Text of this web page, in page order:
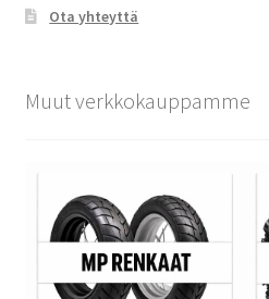
Ota yhteyttä
Muut verkkokauppamme